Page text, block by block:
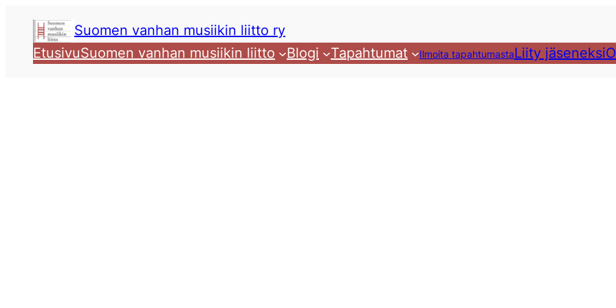
Siirry
sisältöön
Suomen vanhan musiikin liitto ry
EtusivuSuomen vanhan musiikin liitto Blogi Tapahtumat Ilmoita tapahtumastaLiity jäseneksi